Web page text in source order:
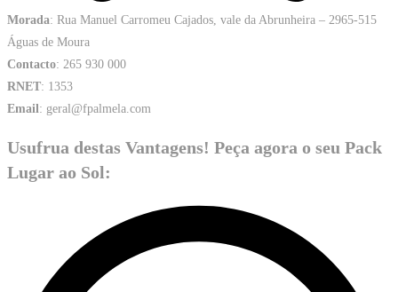
Morada: Rua Manuel Carromeu Cajados, vale da Abrunheira – 2965-515
Águas de Moura
Contacto: 265 930 000
RNET: 1353
Email: geral@fpalmela.com
Usufrua destas Vantagens! Peça agora o seu Pack
Lugar ao Sol: